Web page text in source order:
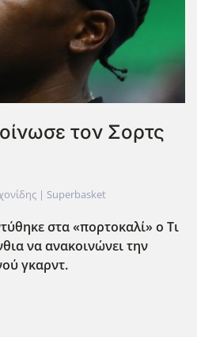
τον Σορτς
| Superbasket
στα «πορτοκαλί» ο Τι
να ανακοινώνει την
γκαρντ.